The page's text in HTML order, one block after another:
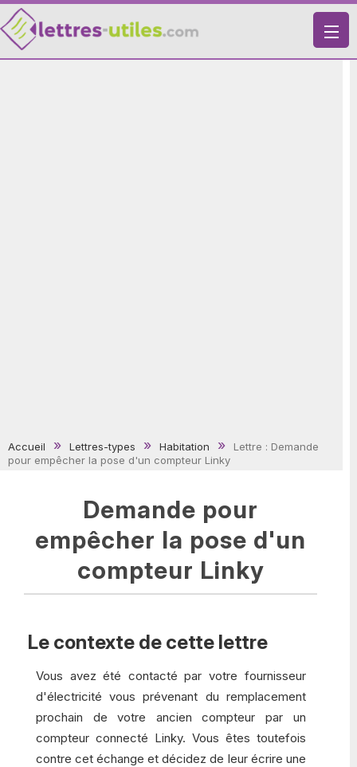
X
Accueil Lettres-types Habitation
Lettre : Demande
pour empêcher la pose d'un compteur Linky
Demande pour
empêcher la pose d'un
compteur Linky
Le contexte de cette lettre
Vous avez été contacté par votre fournisseur
d'électricité vous prévenant du remplacement
prochain de votre ancien compteur par un
compteur connecté Linky. Vous êtes toutefois
contre cet échange et décidez de leur écrire une